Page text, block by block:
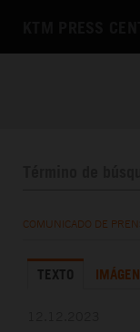
LA EMPRESA
COMUNICADO DE
TEXTO